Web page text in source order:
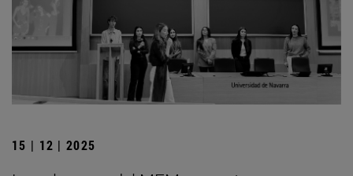
15 | 12 | 2025